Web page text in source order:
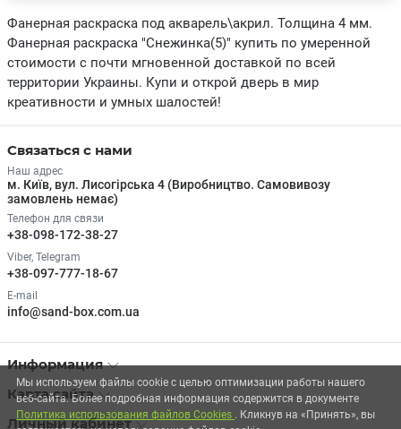
Фанерная раскраска под акварель\акрил. Толщина 4 мм.
Фанерная раскраска "Снежинка(5)" купить по умеренной
стоимости с почти мгновенной доставкой по всей
территории Украины. Купи и открой дверь в мир
креативности и умных шалостей!
Связаться с нами
Наш адрес
м. Київ, вул. Лисогірська 4 (Виробництво. Самовивозу
замовлень немає)
Телефон для связи
+38-098-172-38-27
Viber, Telegram
+38-097-777-18-67
E-mail
info@sand-box.com.ua
Информация
Карта сайта
Личный кабинет
Мы используем файлы cookie с целью оптимизации работы нашего
веб-сайта. Более подробная информация содержится в документе
Политика использования файлов Cookies . Кликнув на «Принять», вы